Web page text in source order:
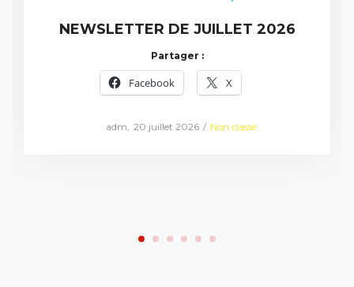
NEWSLETTER DE JUILLET 2026
Partager :
Facebook X
adm Posted
20 juillet 2026
Posted
Non classé